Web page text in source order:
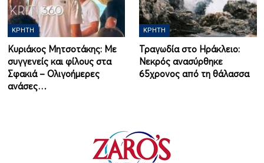
ΚΡΉΤΗ
Κυριάκος Μητσοτάκης: Με
συγγενείς και φίλους στα
Σφακιά – Ολιγοήμερες
ανάσες…
ΚΡΉΤΗ
Τραγωδία στο Ηράκλειο:
Νεκρός ανασύρθηκε
65χρονος από τη θάλασσα